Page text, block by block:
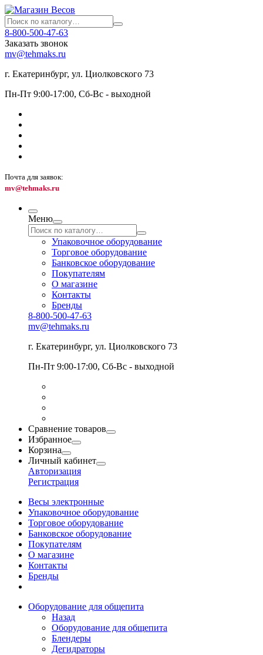
8-800-500-47-63
Заказать звонок
mv@tehmaks.ru
г. Екатеринбург, ул. Циолковского 73
Пн-Пт 9:00-17:00, Сб-Вс - выходной
Почта для заявок:
mv@tehmaks.ru
Меню
Упаковочное оборудование
Торговое оборудование
Банковское оборудование
Покупателям
О магазине
Контакты
Бренды
8-800-500-47-63
mv@tehmaks.ru
г. Екатеринбург, ул. Циолковского 73
Пн-Пт 9:00-17:00, Сб-Вс - выходной
Сравнение товаров
Избранное
Корзина
Личный кабинет
Авторизация
Регистрация
Весы электронные
Упаковочное оборудование
Торговое оборудование
Банковское оборудование
Покупателям
О магазине
Контакты
Бренды
Оборудование для общепита
Назад
Оборудование для общепита
Блендеры
Дегидраторы